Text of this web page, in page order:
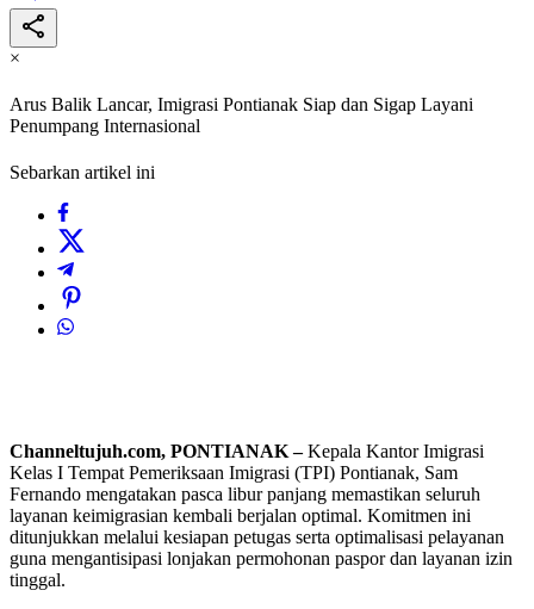
×
Arus Balik Lancar, Imigrasi Pontianak Siap dan Sigap Layani
Penumpang Internasional
Sebarkan artikel ini
Channeltujuh.com, PONTIANAK –Kepala Kantor Imigrasi
Kelas I Tempat Pemeriksaan Imigrasi (TPI) Pontianak, Sam
Fernando mengatakan pasca libur panjang memastikan seluruh
layanan keimigrasian kembali berjalan optimal. Komitmen ini
ditunjukkan melalui kesiapan petugas serta optimalisasi pelayanan
guna mengantisipasi lonjakan permohonan paspor dan layanan izin
tinggal.